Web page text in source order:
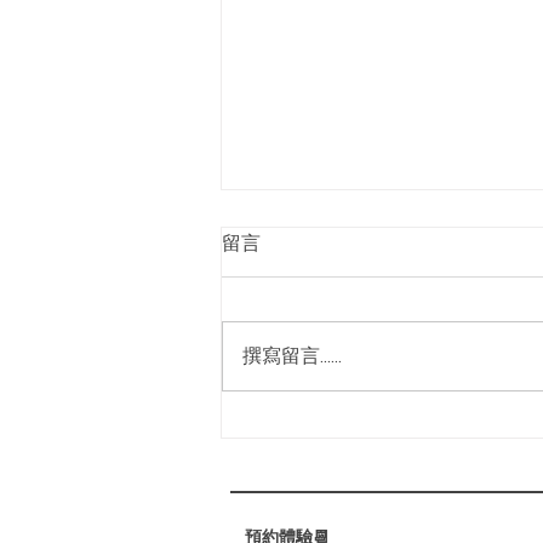
2025高雄按摩芳療spa
是否時常隱隱作痛？壓力與疲勞是
✔️ 促進淋巴循環，減輕水腫，幫
留言
撰寫留言......
預約體驗📆